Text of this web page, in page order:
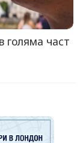
голяма част